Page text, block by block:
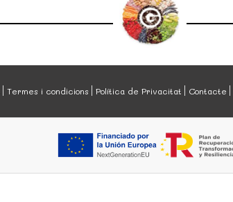
Termes i condicions Política de Privacitat Contacte